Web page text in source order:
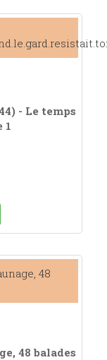
- Le temps
1
48 balades